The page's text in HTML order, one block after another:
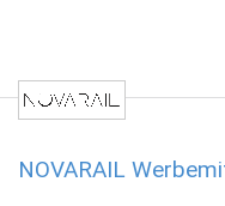
NOVARAIL